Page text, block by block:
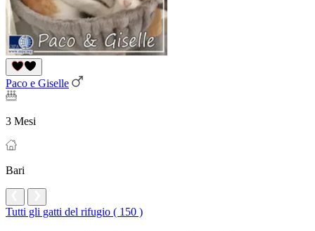
Paco e Giselle
3 Mesi
Bari
Tutti gli gatti del rifugio ( 150 )